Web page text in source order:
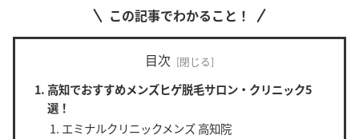
この記事でわかること！
目次
高知でおすすめメンズヒゲ脱毛サロン・クリニック5
選！
エミナルクリニックメンズ 高知院